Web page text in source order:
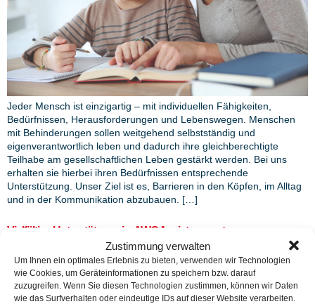
Zustimmung verwalten
Um Ihnen ein optimales Erlebnis zu bieten, verwenden wir Technologien
wie Cookies, um Geräteinformationen zu speichern bzw. darauf
zuzugreifen. Wenn Sie diesen Technologien zustimmen, können wir Daten
wie das Surfverhalten oder eindeutige IDs auf dieser Website verarbeiten.
Jeder Mensch ist einzigartig – mit individuellen Fähigkeiten,
Bedürfnissen, Herausforderungen und Lebenswegen. Menschen
mit Behinderungen sollen weitgehend selbstständig und
eigenverantwortlich leben und dadurch ihre gleichberechtigte
Teilhabe am gesellschaftlichen Leben gestärkt werden. Bei uns
erhalten sie hierbei ihren Bedürfnissen entsprechende
Unterstützung. Unser Ziel ist es, Barrieren in den Köpfen, im Alltag
und in der Kommunikation abzubauen. […]
Vielfältige Unterstützung im AWO Assistenzzentrum